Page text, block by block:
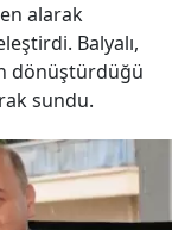
alarak
Balyalı,
dönüştürdüğü
sundu.